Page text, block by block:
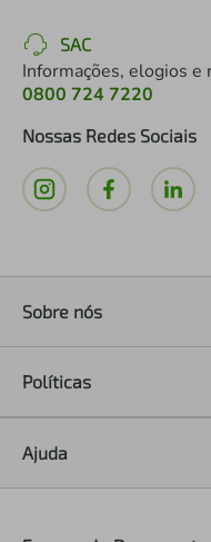
SAC
Informações, elogios e
0800 724 7220
Nossas Redes Sociais
Sobre nós
Políticas
Ajuda